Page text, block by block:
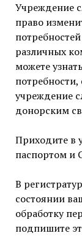
Учреждение
право
различных
можете
учреждение
донорским
Приходите в
паспортом и
В
состоянии
обработку
подпишите